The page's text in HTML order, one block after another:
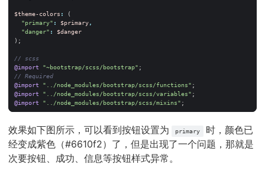
$theme-colors :
(
"primary" : $primary,
"danger" :
$danger
);
@import
"~bootstrap/scss/bootstrap" ;
@import
"../node_modules/bootstrap/scss/functions" ;
@import
"../node_modules/bootstrap/scss/variables" ;
@import
"../node_modules/bootstrap/scss/mixins" ;
效果如下图所示，可以看到按钮设置为 primary
时，颜色已
经变成紫色（#6610f2）了，但是出现了一个问题，那就是
次要按钮、成功、信息等按钮样式异常。